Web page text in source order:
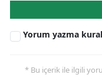
Yorum yazma
* Bu içerik ile ilgili